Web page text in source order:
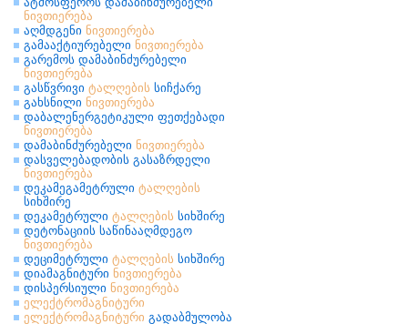
ნივთიერება
აღმდგენი ნივთიერება
გამააქტიურებელი ნივთიერება
გარემოს დამაბინძურებელი
ნივთიერება
გასწვრივი ტალღების სიჩქარე
გახსნილი ნივთიერება
დაბალენერგეტიკული ფეთქებადი
ნივთიერება
დამაბინძურებელი ნივთიერება
დასველებადობის გასაზრდელი
ნივთიერება
დეკამეგამეტრული ტალღების
სიხშირე
დეკამეტრული ტალღების სიხშირე
დეტონაციის საწინააღმდეგო
ნივთიერება
დეციმეტრული ტალღების სიხშირე
დიამაგნიტური ნივთიერება
დისპერსიული ნივთიერება
ელექტრომაგნიტური
ელექტრომაგნიტური გადაბმულობა